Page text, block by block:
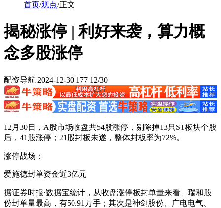
首页/观点/正文
揭秘涨停 | 利好来袭，算力概
念多股涨停
配资导航 2024-12-30 177 12/30
12月30日，A股市场收盘共54股涨停，剔除掉13只ST板块个股
后，41股涨停；21股封板未遂，整体封板率为72%。
涨停战场：
爱施德封单资金近3亿元
据证券时报·数据宝统计，从收盘涨停板封单量来看，瑞和股
份封单量最高，有50.91万手；其次是神剑股份、广电电气、